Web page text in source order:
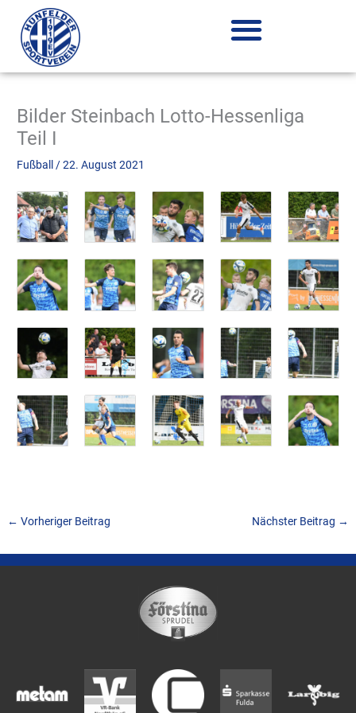
Inhalt
springen
Bilder Steinbach Lotto-Hessenliga
Teil I
Fußball /22. August 2021
← Vorheriger Beitrag Nächster Beitrag →